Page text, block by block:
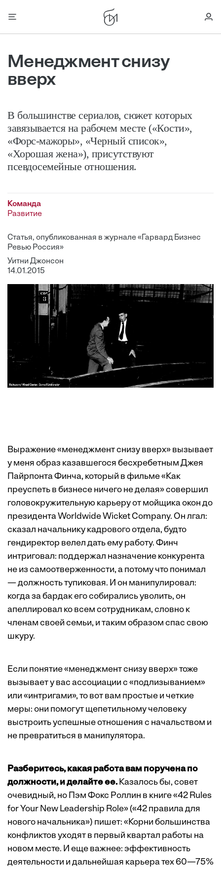
Менеджмент снизу
вверх
В большинстве сериалов, сюжет которых
завязывается на рабочем месте («Кости»,
«Форс-мажоры», «Черный список»,
«Хорошая жена»), присутствуют
псевдосемейные отношения.
Команда
Развитие
Статья, опубликованная в журнале «Гарвард Бизнес
Ревью Россия»
Уитни Джонсон
14.01.2015
Выражение «менеджмент снизу вверх» вызывает
у меня образ казавшегося бесхребетным Джея
Пайрпонта Финча, который в фильме «Как
преуспеть в бизнесе ничего не делая» совершил
головокружительную карьеру от мойщика окон до
президента Worldwide Wicket Company. Он лгал:
сказал начальнику кадрового отдела, будто
гендиректор велел дать ему работу. Финч
интриговал: поддержал назначение конкурента
не из самоотверженности, а потому что понимал
— должность тупиковая. И он манипулировал:
когда за бардак его собирались уволить, он
апеллировал ко всем сотрудникам, словно к
членам своей семьи, и таким образом спас свою
шкуру.
Если понятие «менеджмент снизу вверх» тоже
вызывает у вас ассоциации с «подлизыванием»
или «интригами», то вот вам простые и четкие
меры: они помогут щепетильному человеку
выстроить успешные отношения с начальством и
не превратиться в манипулятора.
Разберитесь, какая работа вам поручена по
должности, и делайте ее.Казалось бы, совет
очевидный, но Пэм Фокс Роллин в книге «42 Rules
for Your New Leadership Role» («42 правила для
нового начальника») пишет: «Корни большинства
конфликтов уходят в первый квартал работы на
новом месте. И еще важнее: эффективность
деятельности и дальнейшая карьера тех 60—75%